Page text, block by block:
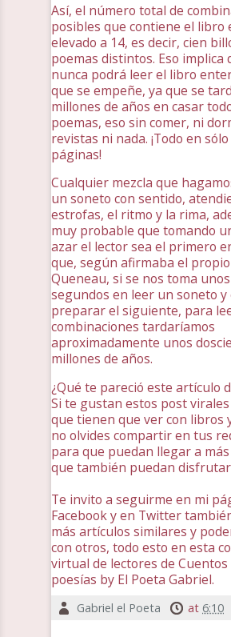
Así, el número total de
posibles que contiene el libro
elevado a 14, es decir, cien
poemas distintos. Eso implica
nunca podrá leer el libro
que se empeñe, ya que se
millones de años en casar
poemas, eso sin comer, ni
revistas ni nada. ¡Todo en
páginas!
Cualquier mezcla que
un soneto con sentido,
estrofas, el ritmo y la rima,
muy probable que tomando
azar el lector sea el primero
que, según afirmaba el
Queneau, si se nos toma
segundos en leer un soneto y
preparar el siguiente, para
combinaciones tardaríamos
aproximadamente unos
millones de años.
¿Qué te pareció este artículo
Si te gustan estos post virales
que tienen que ver con libros
no olvides compartir en tus
para que puedan llegar a
que también puedan
Te invito a seguirme en mi
Facebook y en Twitter
más artículos similares y
con otros, todo esto en esta
virtual de lectores de
poesías by El Poeta Gabriel.
Gabriel el Poeta at 6:10